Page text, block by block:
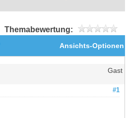
Themabewertung:
Ansichts-Optionen
Gast
#1